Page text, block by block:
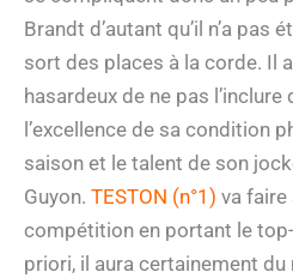
Brandt d’autant qu’il n’a pas
sort des places à la corde. Il
hasardeux de ne pas
l’excellence de sa condition
saison et le talent de son
Guyon. TESTON (n°1) va faire
compétition en portant le
priori, il aura certainement